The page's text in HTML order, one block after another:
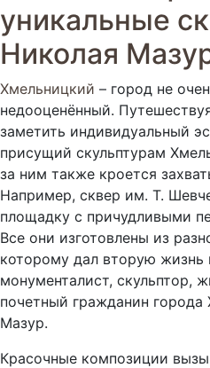
уникальные
Николая
Хмельницкий – город не
недооценённый.
заметить индивидуальный
присущий скульптурам
за ним также кроется
Например, сквер им. Т.
площадку с причудливыми
Все они изготовлены из
которому дал вторую жизнь
монументалист, скульптор,
почетный гражданин
Мазур.
Красочные композиции